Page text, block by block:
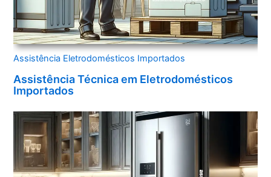
Assistência Eletrodomésticos Importados
Assistência Técnica em Eletrodomésticos
Importados